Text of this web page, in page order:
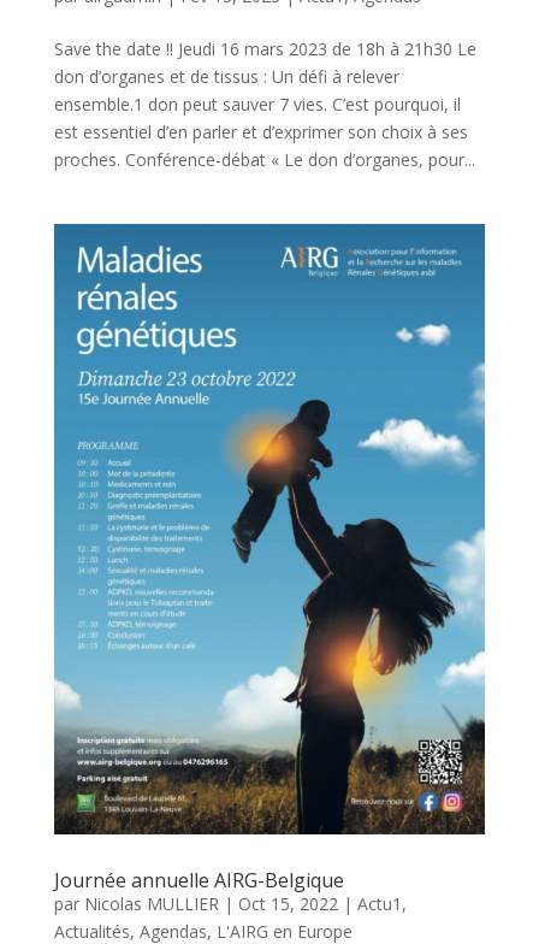
Save the date !! Jeudi 16 mars 2023 de 18h à 21h30 Le
don d’organes et de tissus : Un défi à relever
ensemble.1 don peut sauver 7 vies. C’est pourquoi, il
est essentiel d’en parler et d’exprimer son choix à ses
proches. Conférence-débat « Le don d’organes, pour...
Journée annuelle AIRG-Belgique
par Nicolas MULLIER| Oct 15, 2022| Actu1 ,
Actualités, Agendas, L'AIRG en Europe